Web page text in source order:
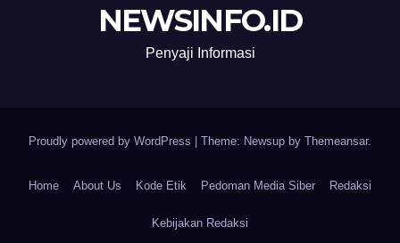
NEWSINFO.ID
Penyaji Informasi
Proudly powered by WordPress Theme: Newsup by Themeansar.
Home About Us Kode Etik Pedoman Media Siber Redaksi
Kebijakan Redaksi